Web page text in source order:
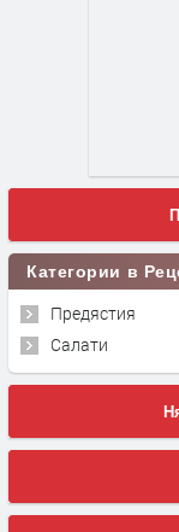
Категории
Предястия
Салати